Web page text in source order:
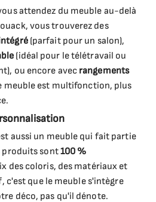
attendez du meuble au-delà
vous trouverez des
(parfait pour un salon),
(idéal pour le télétravail ou
ou encore avec rangements
meuble est multifonction, plus
aussi un meuble qui fait partie
produits sont100 %
des coloris, des matériaux et
c'est que le meuble s'intègre
déco, pas qu'il dénote.